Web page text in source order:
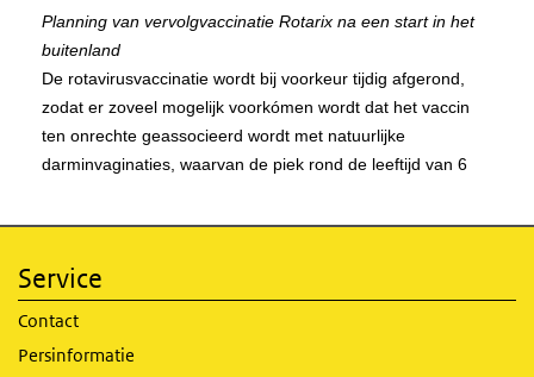
Service
Contact
Persinformatie